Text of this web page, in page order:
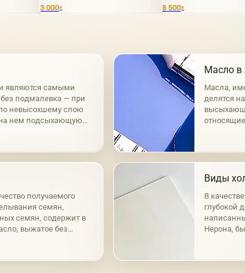
являются самыми
подмалевка — при
невысохшему слою
нем подсыхающую
Масло в
Масла,
делятся
получаемого
семян,
семян, содержит в
выжатое без
Виды
В
глубокой
Нерона,